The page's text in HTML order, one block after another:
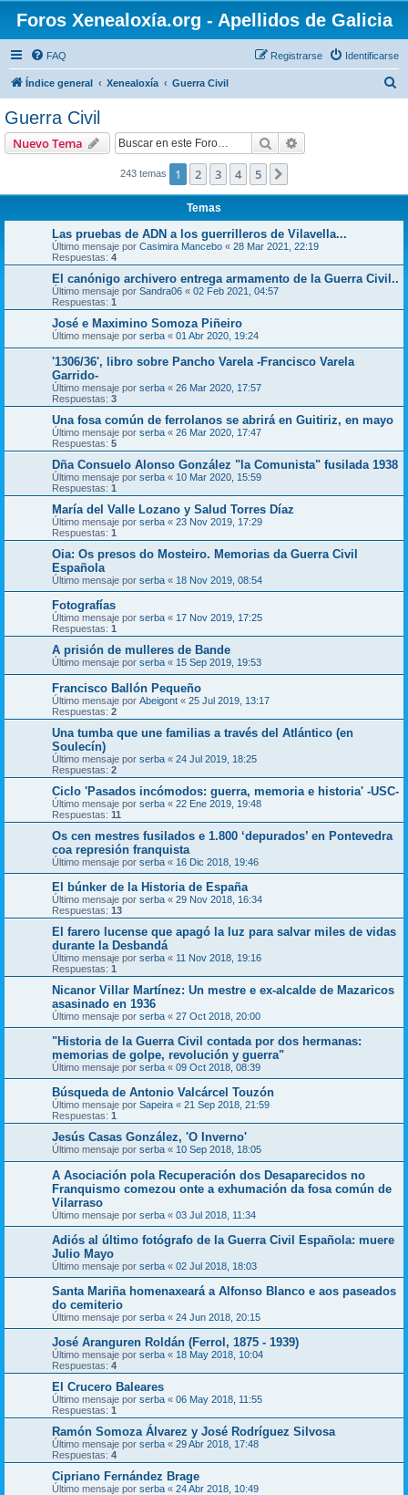
Foros Xenealoxía.org - Apellidos de Galicia
FAQ Identificarse
Registrarse
Índice general Xenealoxía Guerra Civil
Guerra Civil
Nuevo Tema Buscar
243 temas 1 2 3 4 5
Temas
Las pruebas de ADN a los guerrilleros de Vilavella...
Último mensaje por Casimira Mancebo « 28 Mar 2021, 22:19
Respuestas: 4
El canónigo archivero entrega armamento de la Guerra Civil..
Último mensaje por Sandra06 « 02 Feb 2021, 04:57
Respuestas: 1
José e Maximino Somoza Piñeiro
Último mensaje por serba « 01 Abr 2020, 19:24
'1306/36', libro sobre Pancho Varela -Francisco Varela
Garrido-
Último mensaje por serba « 26 Mar 2020, 17:57
Respuestas: 3
Una fosa común de ferrolanos se abrirá en Guitiriz, en mayo
Último mensaje por serba « 26 Mar 2020, 17:47
Respuestas: 5
Dña Consuelo Alonso González "la Comunista" fusilada 1938
Último mensaje por serba « 10 Mar 2020, 15:59
Respuestas: 1
María del Valle Lozano y Salud Torres Díaz
Último mensaje por serba « 23 Nov 2019, 17:29
Respuestas: 1
Oia: Os presos do Mosteiro. Memorias da Guerra Civil
Española
Último mensaje por serba « 18 Nov 2019, 08:54
Fotografías
Último mensaje por serba « 17 Nov 2019, 17:25
Respuestas: 1
A prisión de mulleres de Bande
Último mensaje por serba « 15 Sep 2019, 19:53
Francisco Ballón Pequeño
Último mensaje por Abeigont « 25 Jul 2019, 13:17
Respuestas: 2
Una tumba que une familias a través del Atlántico (en
Soulecín)
Último mensaje por serba « 24 Jul 2019, 18:25
Respuestas: 2
Ciclo 'Pasados incómodos: guerra, memoria e historia' -USC-
Último mensaje por serba « 22 Ene 2019, 19:48
Respuestas: 11
Os cen mestres fusilados e 1.800 ‘depurados’ en Pontevedra
coa represión franquista
Último mensaje por serba « 16 Dic 2018, 19:46
El búnker de la Historia de España
Último mensaje por serba « 29 Nov 2018, 16:34
Respuestas: 13
El farero lucense que apagó la luz para salvar miles de vidas
durante la Desbandá
Último mensaje por serba « 11 Nov 2018, 19:16
Respuestas: 1
Nicanor Villar Martínez: Un mestre e ex-alcalde de Mazaricos
asasinado en 1936
Último mensaje por serba « 27 Oct 2018, 20:00
"Historia de la Guerra Civil contada por dos hermanas:
memorias de golpe, revolución y guerra"
Último mensaje por serba « 09 Oct 2018, 08:39
Búsqueda de Antonio Valcárcel Touzón
Último mensaje por Sapeira « 21 Sep 2018, 21:59
Respuestas: 1
Jesús Casas González, 'O Inverno'
Último mensaje por serba « 10 Sep 2018, 18:05
A Asociación pola Recuperación dos Desaparecidos no
Franquismo comezou onte a exhumación da fosa común de
Vilarraso
Último mensaje por serba « 03 Jul 2018, 11:34
Adiós al último fotógrafo de la Guerra Civil Española: muere
Julio Mayo
Último mensaje por serba « 02 Jul 2018, 18:03
Santa Mariña homenaxeará a Alfonso Blanco e aos paseados
do cemiterio
Último mensaje por serba « 24 Jun 2018, 20:15
José Aranguren Roldán (Ferrol, 1875 - 1939)
Último mensaje por serba « 18 May 2018, 10:04
Respuestas: 4
El Crucero Baleares
Último mensaje por serba « 06 May 2018, 11:55
Respuestas: 1
Ramón Somoza Álvarez y José Rodríguez Silvosa
Último mensaje por serba « 29 Abr 2018, 17:48
Respuestas: 4
Cipriano Fernández Brage
Último mensaje por serba « 24 Abr 2018, 10:49